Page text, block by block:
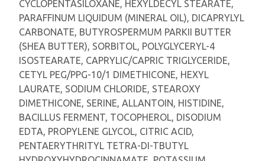
CYCLOPENTASILOXANE, HEXYLDECYL STEARATE,
PARAFFINUM LIQUIDUM (MINERAL OIL), DICAPRYLYL
CARBONATE, BUTYROSPERMUM PARKII BUTTER
(SHEA BUTTER), SORBITOL, POLYGLYCERYL-4
ISOSTEARATE, CAPRYLIC/CAPRIC TRIGLYCERIDE,
CETYL PEG/PPG-10/1 DIMETHICONE, HEXYL
LAURATE, SODIUM CHLORIDE, STEAROXY
DIMETHICONE, SERINE, ALLANTOIN, HISTIDINE,
BACILLUS FERMENT, TOCOPHEROL, DISODIUM
EDTA, PROPYLENE GLYCOL, CITRIC ACID,
PENTAERYTHRITYL TETRA-DI-TBUTYL